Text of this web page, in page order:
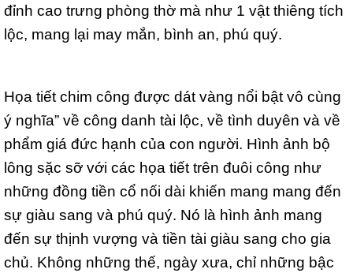
đỉnh cao trưng phòng thờ mà như 1 vật thiêng tích
lộc, mang lại may mắn, bình an, phú quý.
Họa tiết chim công được dát vàng nổi bật vô cùng
ý nghĩa” về công danh tài lộc, về tình duyên và về
phẩm giá đức hạnh của con người. Hình ảnh bộ
lông sặc sỡ với các họa tiết trên đuôi công như
những đồng tiền cổ nối dài khiến mang mang đến
sự giàu sang và phú quý. Nó là hình ảnh mang
đến sự thịnh vượng và tiền tài giàu sang cho gia
chủ. Không những thế, ngày xưa, chỉ những bậc